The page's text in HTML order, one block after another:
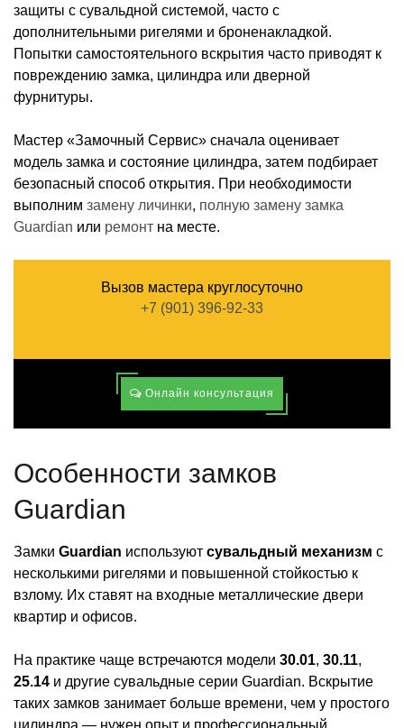
защиты с сувальдной системой, часто с
дополнительными ригелями и броненакладкой.
Попытки самостоятельного вскрытия часто приводят к
повреждению замка, цилиндра или дверной
фурнитуры.
Мастер «Замочный Сервис» сначала оценивает
модель замка и состояние цилиндра, затем подбирает
безопасный способ открытия. При необходимости
выполним замену личинки, полную замену замка
Guardian или ремонт на месте.
Вызов мастера круглосуточно
+7 (901) 396-92-33
Онлайн консультация
Особенности замков
Guardian
Замки Guardian используют сувальдный механизм с
несколькими ригелями и повышенной стойкостью к
взлому. Их ставят на входные металлические двери
квартир и офисов.
На практике чаще встречаются модели 30.01, 30.11,
25.14 и другие сувальдные серии Guardian. Вскрытие
таких замков занимает больше времени, чем у простого